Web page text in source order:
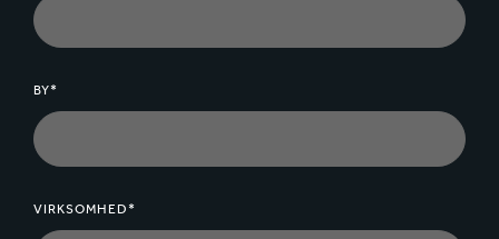
BY*
VIRKSOMHED*